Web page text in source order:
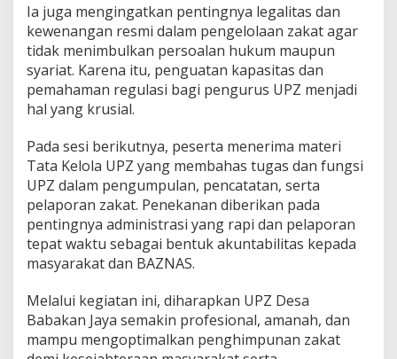
Ia juga mengingatkan pentingnya legalitas dan
kewenangan resmi dalam pengelolaan zakat agar
tidak menimbulkan persoalan hukum maupun
syariat. Karena itu, penguatan kapasitas dan
pemahaman regulasi bagi pengurus UPZ menjadi
hal yang krusial.
Pada sesi berikutnya, peserta menerima materi
Tata Kelola UPZ yang membahas tugas dan fungsi
UPZ dalam pengumpulan, pencatatan, serta
pelaporan zakat. Penekanan diberikan pada
pentingnya administrasi yang rapi dan pelaporan
tepat waktu sebagai bentuk akuntabilitas kepada
masyarakat dan BAZNAS.
Melalui kegiatan ini, diharapkan UPZ Desa
Babakan Jaya semakin profesional, amanah, dan
mampu mengoptimalkan penghimpunan zakat